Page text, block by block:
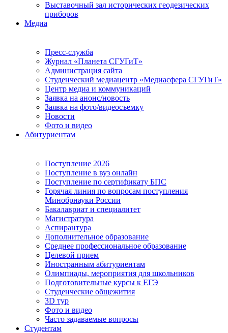
Выставочный зал исторических геодезических
приборов
Медиа
Пресс-служба
Журнал «Планета СГУГиТ»
Администрация сайта
Студенческий медиацентр «Медиасфера СГУГиТ»
Центр медиа и коммуникаций
Заявка на анонс/новость
Заявка на фото/видеосъемку
Новости
Фото и видео
Абитуриентам
Поступление 2026
Поступление в вуз онлайн
Поступление по сертификату БПС
Горячая линия по вопросам поступления
Минобрнауки России
Бакалавриат и специалитет
Магистратура
Аспирантура
Дополнительное образование
Среднее профессиональное образование
Целевой прием
Иностранным абитуриентам
Олимпиады, мероприятия для школьников
Подготовительные курсы к ЕГЭ
Студенческие общежития
3D тур
Фото и видео
Часто задаваемые вопросы
Студентам